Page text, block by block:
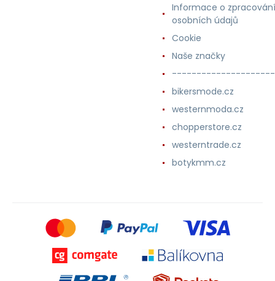
Informace o zpracování
osobních údajů
Cookie
Naše značky
bikersmode.cz
westernmoda.cz
chopperstore.cz
westerntrade.cz
botykmm.cz